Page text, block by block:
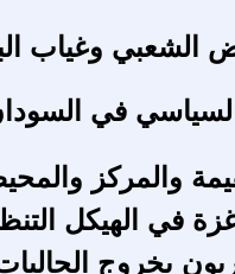
الشعبي وغياب
في
والمركز
في الهيكل
بخروج الجاليات